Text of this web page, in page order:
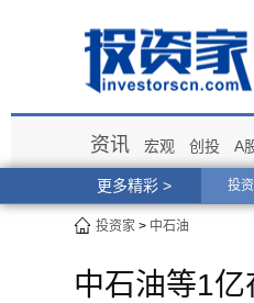
更多精彩 > 投
资讯 宏观 创投 A
投资家 > 中石油
中石油等1